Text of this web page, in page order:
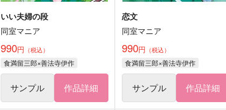
いい夫婦の段
同室マニア
990円 （税込）
食満留三郎×善法寺伊作
サンプル 作品詳細
恋文
同室マニア
990円 （税込）
食満留三郎×善法寺伊作
サンプル 作品詳細